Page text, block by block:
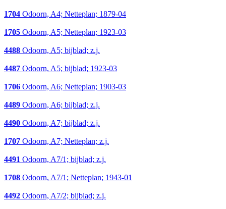
1704 Odoorn, A4; Netteplan; 1879-04
1705 Odoorn, A5; Netteplan; 1923-03
4488 Odoorn, A5; bijblad; z.j.
4487 Odoorn, A5; bijblad; 1923-03
1706 Odoorn, A6; Netteplan; 1903-03
4489 Odoorn, A6; bijblad; z.j.
4490 Odoorn, A7; bijblad; z.j.
1707 Odoorn, A7; Netteplan; z.j.
4491 Odoorn, A7/1; bijblad; z.j.
1708 Odoorn, A7/1; Netteplan; 1943-01
4492 Odoorn, A7/2; bijblad; z.j.